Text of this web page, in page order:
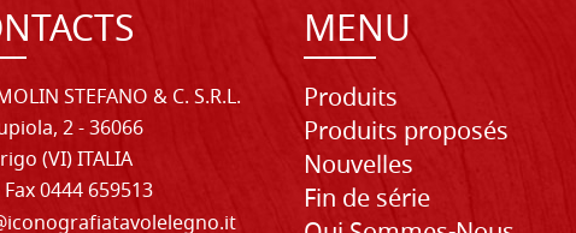
STEFANO & C. S.R.L.
2 - 36066
(VI) ITALIA
Fax 0444 659513
MENU
Produits
Produits proposés
Nouvelles
Fin de série